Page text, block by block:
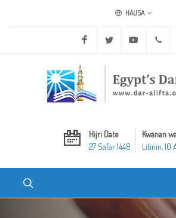
HAUSA
Facebook Twitter Youtube
Hijri Date
27 Safar 1448
Kwanan
Litinin, 10